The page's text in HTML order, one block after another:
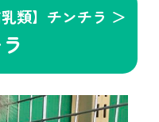
類】チンチラ ＞